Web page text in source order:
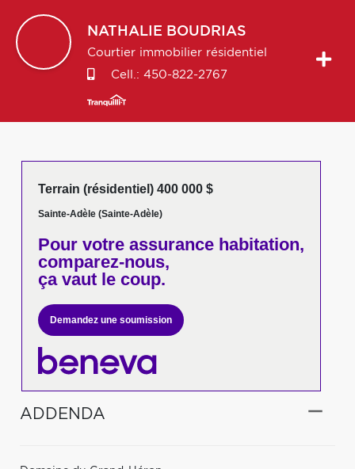
NATHALIE BOUDRIAS
Courtier immobilier résidentiel
Cell.: 450-822-2767
Terrain (résidentiel) 400 000 $
Sainte-Adèle (Sainte-Adèle)
Pour votreassurance habitation,
comparez-nous,
ça vaut le coup.
Demandez une soumission
ADDENDA